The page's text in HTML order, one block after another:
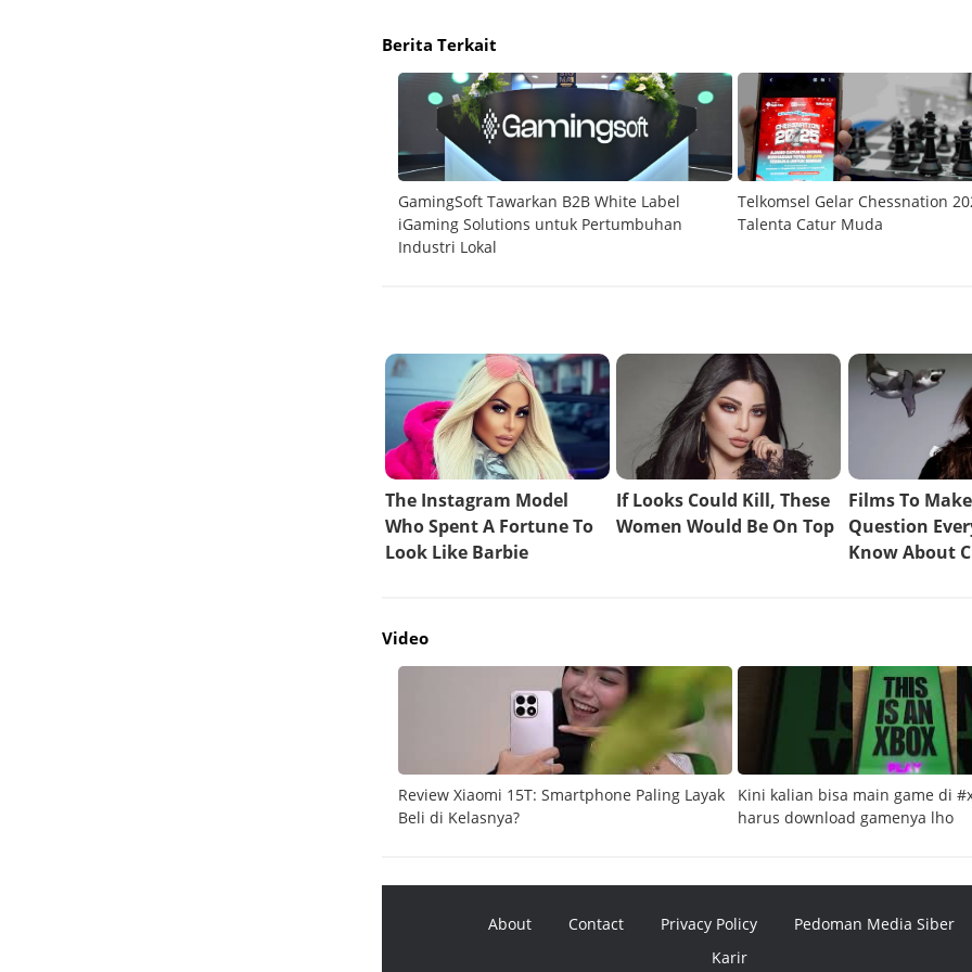
Berita Terkait
GamingSoft Tawarkan B2B White Label
iGaming Solutions untuk Pertumbuhan
Industri Lokal
Telkomsel Gelar Chessnation
Talenta Catur Muda
Video
Review Xiaomi 15T: Smartphone Paling Layak
Beli di Kelasnya?
Kini kalian bisa main game di
harus download gamenya lho
About Contact Privacy Policy
Pedoman Media Siber
Karir